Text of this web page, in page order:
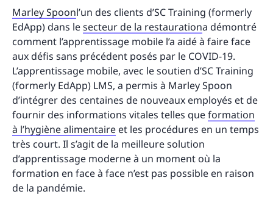
Marley Spoonl’un des clients d’SC Training (formerly
EdApp) dans lesecteur de la restaurationa démontré
comment l’apprentissage mobile l’a aidé à faire face
aux défis sans précédent posés par le COVID-19.
L’apprentissage mobile, avec le soutien d’SC Training
(formerly EdApp) LMS, a permis à Marley Spoon
d’intégrer des centaines de nouveaux employés et de
fournir des informations vitales telles queformation
à l’hygiène alimentaire et les procédures en un temps
très court. Il s’agit de la meilleure solution
d’apprentissage moderne à un moment où la
formation en face à face n’est pas possible en raison
de la pandémie.